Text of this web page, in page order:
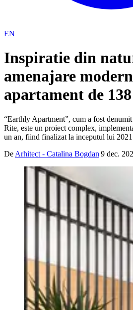
EN
Inspiratie din
amenajare
apartament de
“Earthly Apartment”, cum a fost
Rite, este un proiect complex,
un an, fiind finalizat la inceputul lui
De Arhitect - Catalina Bogdan|9 dec.